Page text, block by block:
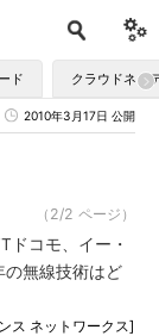
ド クラウドネイ
2010年3月17日 公開
（2/2 ページ）
ドコモ、イー・
の無線技術はど
ス ネットワークス]